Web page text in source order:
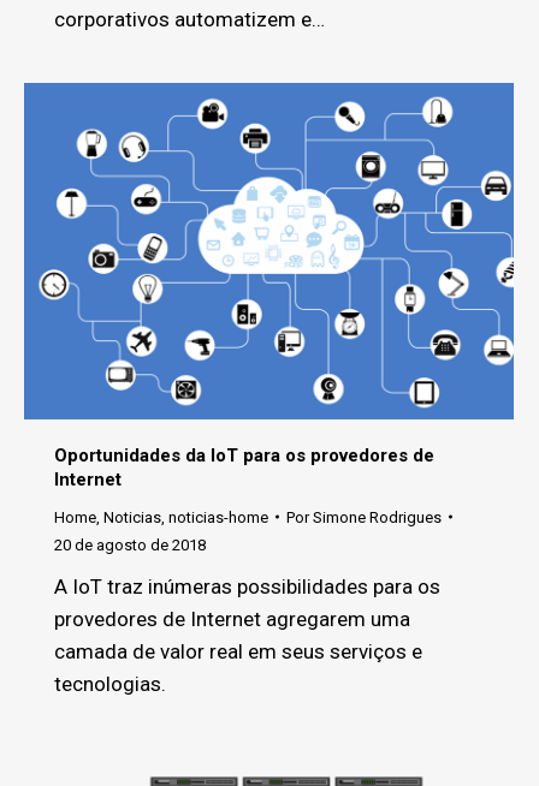
corporativos automatizem e…
Oportunidades da IoT para os provedores de
Internet
Home Noticias noticias-home PorSimone Rodrigues
20 de agosto de 2018
A IoT traz inúmeras possibilidades para os
provedores de Internet agregarem uma
camada de valor real em seus serviços e
tecnologias.